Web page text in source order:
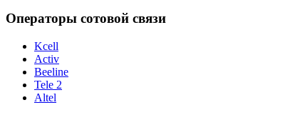
Операторы сотовой связи
Kcell
Activ
Beeline
Tele 2
Altel